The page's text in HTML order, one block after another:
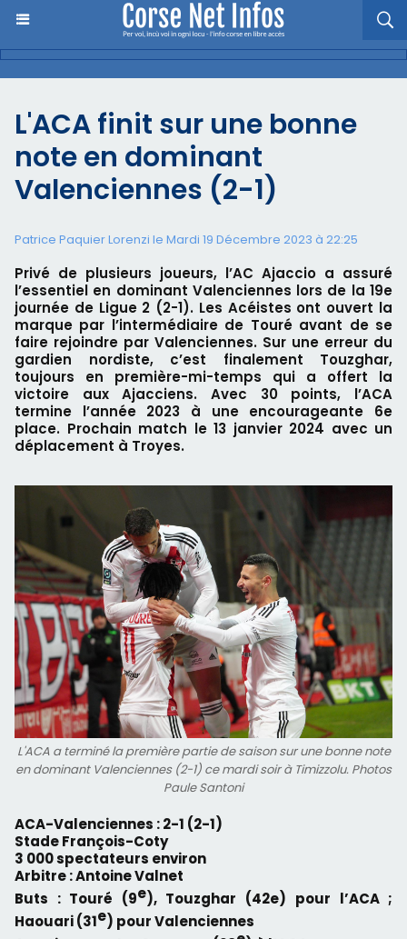
L'ACA finit sur une bonne
note en dominant
Valenciennes (2-1)
Patrice Paquier Lorenzi le Mardi 19 Décembre 2023 à 22:25
Privé de plusieurs joueurs, l’AC Ajaccio a assuré
l’essentiel en dominant Valenciennes lors de la 19e
journée de Ligue 2 (2-1). Les Acéistes ont ouvert la
marque par l’intermédiaire de Touré avant de se
faire rejoindre par Valenciennes. Sur une erreur du
gardien nordiste, c’est finalement Touzghar,
toujours en première-mi-temps qui a offert la
victoire aux Ajacciens. Avec 30 points, l’ACA
termine l’année 2023 à une encourageante 6e
place. Prochain match le 13 janvier 2024 avec un
déplacement à Troyes.
L'ACA a terminé la première partie de saison sur une bonne note
en dominant Valenciennes (2-1) ce mardi soir à Timizzolu. Photos
Paule Santoni
ACA-Valenciennes : 2-1 (2-1)
Stade François-Coty
3 000 spectateurs environ
Arbitre : Antoine Valnet
Buts : Touré (9e), Touzghar (42e) pour l’ACA ;
Haouari (31e) pour Valenciennes